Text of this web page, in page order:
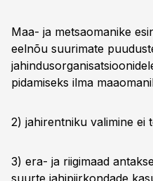
Maa- ja metsaomanike
eelnõu suurimate
pidamiseks ilma
2) jahirentniku valimine ei
3) era- ja riigimaad
suurte jahipiirkondade